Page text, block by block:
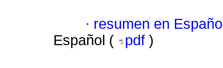
· resumen en
Español (
pdf )